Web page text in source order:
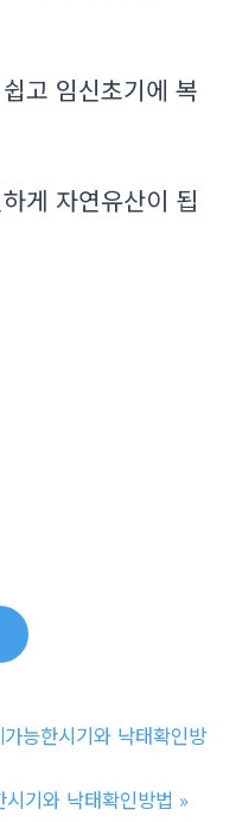
고 임신초기에 복
게 자연유산이 됩
능한시기와 낙태확인방
기와 낙태확인방법 »